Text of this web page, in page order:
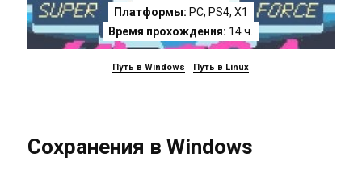
Платформы: PC, PS4, X1
Время прохождения: 14 ч.
Путь в Windows Путь в Linux
Сохранения в Windows